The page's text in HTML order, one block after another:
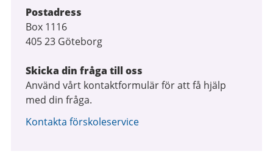
Postadress
Box 1116
405 23 Göteborg
Skicka din fråga till oss
Använd vårt kontaktformulär för att få hjälp
med din fråga.
Kontakta förskoleservice